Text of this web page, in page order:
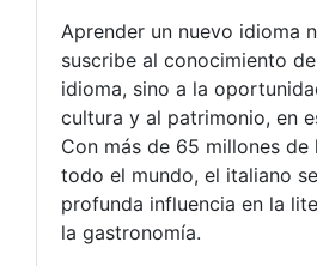
Aprender un nuevo idioma
suscribe al conocimiento
idioma, sino a la
cultura y al patrimonio, en
Con más de 65 millones de
todo el mundo, el italiano
profunda influencia en la
la gastronomía.